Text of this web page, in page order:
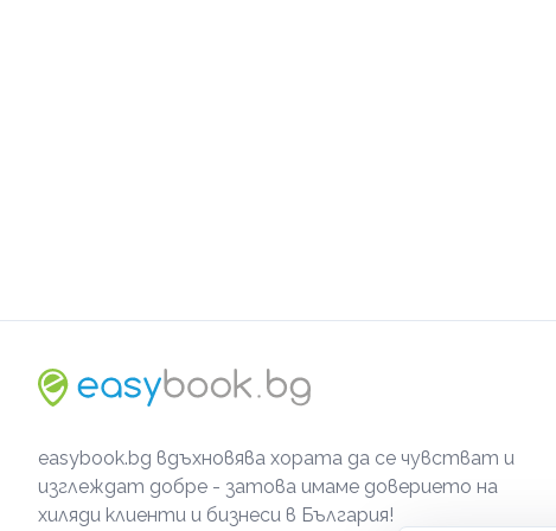
easybook.bg вдъхновява хората да се чувстват и
изглеждат добре - затова имаме доверието на
хиляди клиенти и бизнеси в България!